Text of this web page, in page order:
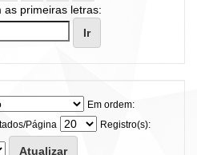
as primeiras letras:
Em ordem:
Página
Registro(s):